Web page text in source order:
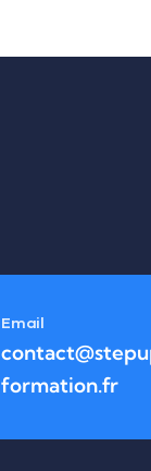
Email
formation.fr